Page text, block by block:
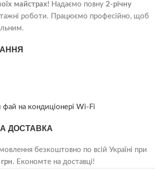
майстрах! Надаємо повну 2-річну
роботи. Працюємо професійно, щоб
на кондиціонері Wi-Fi
ДОСТАВКА
безкоштовно по всій Україні при
. Економте на доставці!